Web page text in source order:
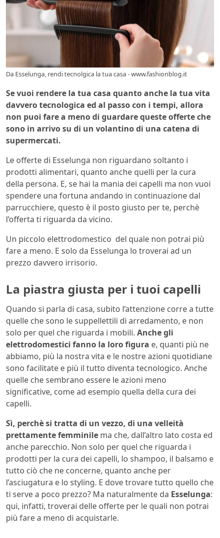
Da Esselunga, rendi tecnolgica la tua casa - www.fashionblog.it
Se vuoi rendere la tua casa quanto anche la tua vita
davvero tecnologica ed al passo con i tempi, allora
non puoi fare a meno di guardare queste offerte che
sono in arrivo su di un volantino di una catena di
supermercati.
Le offerte di Esselunga non riguardano soltanto i
prodotti alimentari, quanto anche quelli per la cura
della persona. E, se hai la mania dei capelli ma non vuoi
spendere una fortuna andando in continuazione dal
parrucchiere, questo è il posto giusto per te, perchè
l’offerta ti riguarda da vicino.
Un piccolo elettrodomestico del quale non potrai più
fare a meno. E solo da Esselunga lo troverai ad un
prezzo davvero irrisorio.
La piastra giusta per i tuoi capelli
Quando si parla di casa, subito l’attenzione corre a tutte
quelle che sono le suppellettili di arredamento, e non
solo per quel che riguarda i mobili. Anche gli
elettrodomestici fanno la loro figura e, quanti più ne
abbiamo, più la nostra vita e le nostre azioni quotidiane
sono facilitate e più il tutto diventa tecnologico. Anche
quelle che sembrano essere le azioni meno
significative, come ad esempio quella della cura dei
capelli.
Sì, perchè si tratta di un vezzo, di una velleità
prettamente femminile ma che, dall’altro lato costa ed
anche parecchio. Non solo per quel che riguarda i
prodotti per la cura dei capelli, lo shampoo, il balsamo e
tutto ciò che ne concerne, quanto anche per
l’asciugatura e lo styling. E dove trovare tutto quello che
ti serve a poco prezzo? Ma naturalmente da Esselunga:
qui, infatti, troverai delle offerte per le quali non potrai
più fare a meno di acquistarle.